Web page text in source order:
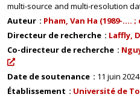
multi-source and multi-resolution
Auteur
Pham, Van Ha (1989-
Directeur de recherche
Laffly,
Co-directeur de recherche
Date de soutenance
11 juin 2024
Établissement
Université de